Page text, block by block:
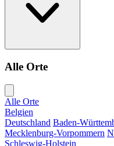
Alle Orte
Alle Orte
Belgien
Deutschland Baden-
Mecklenburg-Vorpommern
Schleswig-Holstein